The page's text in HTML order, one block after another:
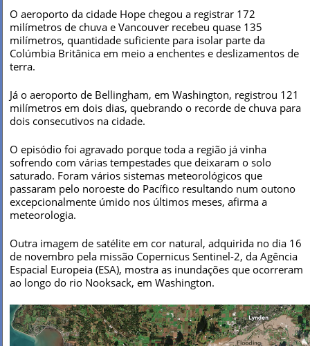
O aeroporto da cidade Hope chegou a registrar 172
milímetros de chuva e Vancouver recebeu quase 135
milímetros, quantidade suficiente para isolar parte da
Colúmbia Britânica em meio a enchentes e deslizamentos de
terra.
Já o aeroporto de Bellingham, em Washington, registrou 121
milímetros em dois dias, quebrando o recorde de chuva para
dois consecutivos na cidade.
O episódio foi agravado porque toda a região já vinha
sofrendo com várias tempestades que deixaram o solo
saturado. Foram vários sistemas meteorológicos que
passaram pelo noroeste do Pacífico resultando num outono
excepcionalmente úmido nos últimos meses, afirma a
meteorologia.
Outra imagem de satélite em cor natural, adquirida no dia 16
de novembro pela missão Copernicus Sentinel-2, da Agência
Espacial Europeia (ESA), mostra as inundações que ocorreram
ao longo do rio Nooksack, em Washington.